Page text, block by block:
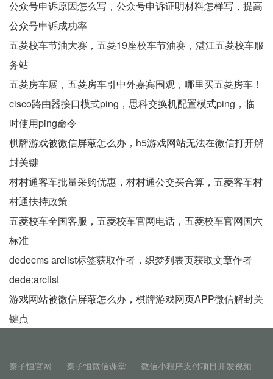
公众号申诉原因怎么写，公众号申诉证明材料怎样写，提高
公众号申诉成功率
五菱校车节油大赛，五菱19座校车节油赛，湛江五菱校车服
务站
五菱房车展，五菱房车引中外嘉宾围观，哪里买五菱房车！
cisco路由器接口模式ping，思科交换机配置模式ping，临
时使用ping命令
棋牌游戏被微信屏蔽怎么办，h5游戏网站无法在微信打开解
封关键
村村通客车批量采购优惠，村村通公交买合算，五菱客车村
村通扶持政策
五菱校车全国客服，五菱校车官网电话，五菱校车官网国六
标准
dedecms arclist标签获取作者，织梦列表页获取文章作者
dede:arclist
游戏网站被微信屏蔽怎么办，棋牌游戏网页APP微信解封关
键点
秦子恒官网 秦子恒微信课堂 微信小程序支付项目开发视频